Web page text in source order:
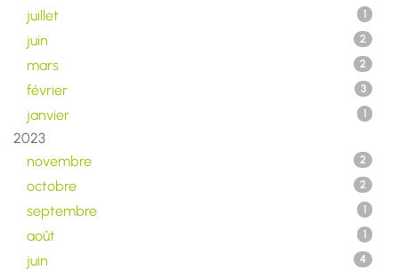
juillet 1
juin 2
mars 2
février 3
janvier 1
2023
novembre
2
octobre 2
septembre 1
août 1
juin 4